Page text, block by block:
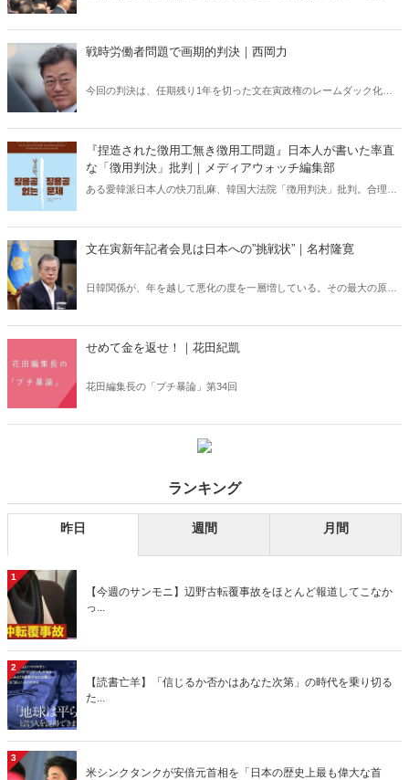
この法律が安倍暗殺にかかわってくるのか。
戦時労働者問題で画期的判決｜西岡力
今回の判決は、任期残り1年を切った文在寅政権のレームダック化に
『捏造された徴用工無き徴用工問題』日本人が書いた率直
な「徴用判決」批判｜メディアウォッチ編集部
ある愛韓派日本人の快刀乱麻、韓国大法院「徴用判決」批判。合理的
文在寅新年記者会見は日本への”挑戦状”｜名村隆寛
日韓関係が、年を越して悪化の度を一層増している。その最大の原因
せめて金を返せ！｜花田紀凱
花田編集長の「プチ暴論」第34回
ランキング
昨日 週間 月間
1
【今週のサンモニ】辺野古転覆事故をほとんど報道してこなか
っ...
2
【読書亡羊】「信じるか否かはあなた次第」の時代を乗り切る
た...
3
米シンクタンクが安倍元首相を「日本の歴史上最も偉大な首